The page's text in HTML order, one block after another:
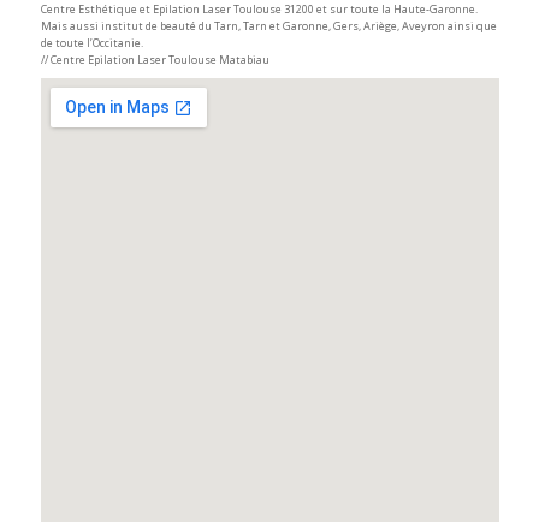
Centre Esthétique et Epilation Laser Toulouse 31200 et sur toute la Haute-Garonne.
Mais aussi institut de beauté du Tarn, Tarn et Garonne, Gers, Ariège, Aveyron ainsi que
de toute l’Occitanie.
// Centre Epilation Laser Toulouse Matabiau